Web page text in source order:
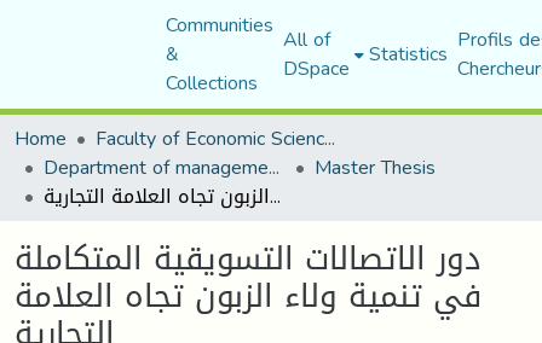
Communities
&
Collections
All of
DSpace Statistics Profils
Home
Faculty of Economic Sciences, Commerce and Management Sciences
Department of management sciences Master Thesis
دور الاتصالات التسويقية المتكاملة في تنمية ولاء الزبون تجاه العلامة التجارية
دور الاتصالات التسويقية المتكاملة
في تنمية ولاء الزبون تجاه العلامة